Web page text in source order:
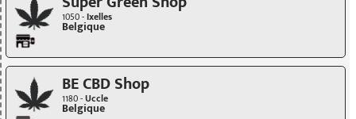
1050 -Ixelles
Belgique
BE CBD Shop
1180 -Uccle
Belgique